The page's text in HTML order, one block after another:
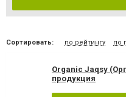
Сортировать: по рейтингу по
Organic Jaqsy
продукция